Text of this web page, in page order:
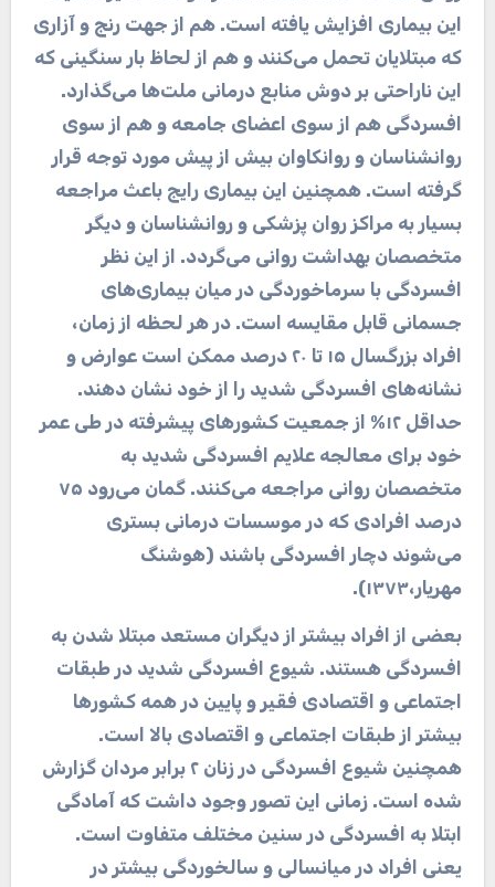
این بیماری افزایش یافته است. هم از جهت رنج و آزاری
که مبتلایان تحمل می‌کنند و هم از لحاظ بار سنگینی که
این ناراحتی بر دوش منابع درمانی ملت‌ها می‌گذارد.
افسردگی هم از سوی اعضای جامعه و هم از سوی
روانشناسان و روانکاوان بیش از پیش مورد توجه قرار
گرفته است. همچنین این بیماری رایج باعث مراجعه
بسیار به مراکز روان پزشکی و روانشناسان و دیگر
متخصصان بهداشت روانی می‌گردد. از این نظر
افسردگی با سرماخوردگی در میان بیماری‌های
جسمانی قابل مقایسه است. در هر لحظه از زمان،
افراد بزرگسال ۱۵ تا ۲۰ درصد ممکن است عوارض و
نشانه‌های افسردگی شدید را از خود نشان دهند.
حداقل ۱۲% از جمعیت کشورهای پیشرفته در طی عمر
خود برای معالجه علایم افسردگی شدید به
متخصصان روانی مراجعه می‌کنند. گمان می‌رود ۷۵
درصد افرادی که در موسسات درمانی بستری
می‌شوند دچار افسردگی باشند (هوشنگ
مهریار،۱۳۷۳)
.
بعضی از افراد بیشتر از دیگران مستعد مبتلا شدن به
افسردگی هستند. شیوع افسردگی شدید در طبقات
اجتماعی و اقتصادی فقیر و پایین در همه کشورها
بیشتر از طبقات اجتماعی و اقتصادی بالا است.
همچنین شیوع افسردگی در زنان ۲ برابر مردان گزارش
شده است. زمانی این تصور وجود داشت که آمادگی
ابتلا به افسردگی در سنین مختلف متفاوت است.
یعنی افراد در میانسالی و سالخوردگی بیشتر در